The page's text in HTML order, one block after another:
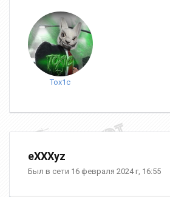
Tox1c
eXXXyz
Был в сети 16 февраля 2024 г, 16:55